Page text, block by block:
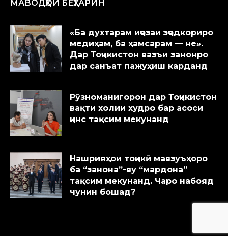
МАВОДҲОИ БЕҲТАРИН
«Ба духтарам иҷозаи эҷодкориро
медиҳам, ба ҳамсарам — не».
Дар Тоҷикистон вазъи занонро
дар санъат пажуҳиш карданд
Рӯзноманигорон дар Тоҷикистон
вақти холии худро бар асоси
ҷинс тақсим мекунанд
Нашрияҳои тоҷикӣ мавзуъҳоро
ба “занона”-ву “мардона”
тақсим мекунанд. Чаро набояд
чунин бошад?